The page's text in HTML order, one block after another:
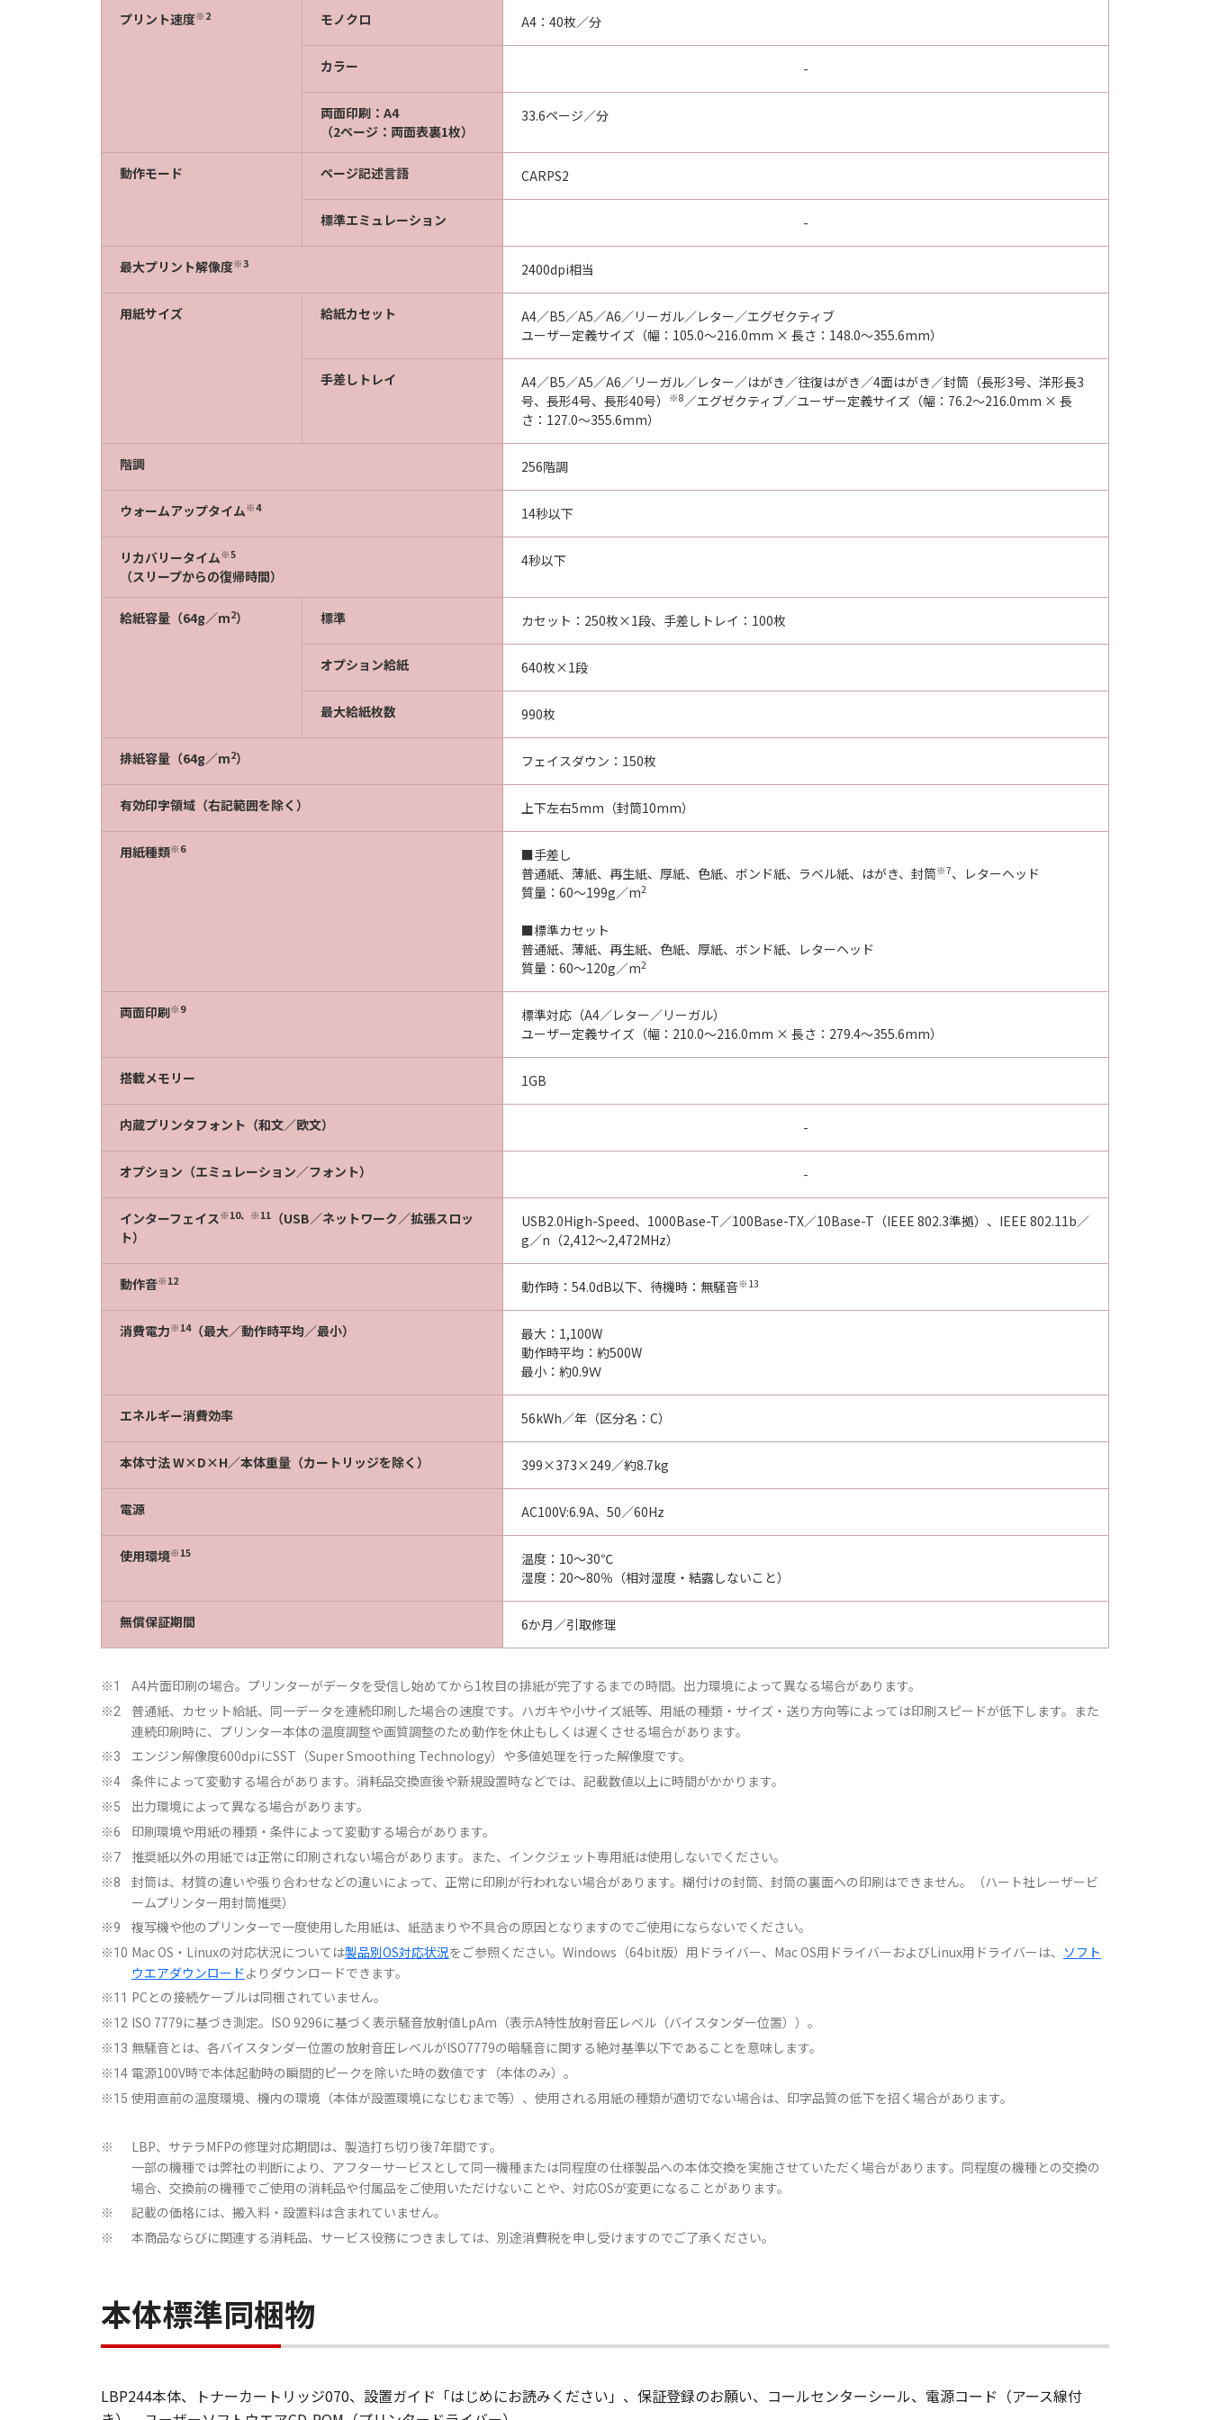
プリント速度※2 モノクロ A4：40枚／分
カラー -
両面印刷：A4
（2ページ：両面表裏1枚）
33.6ページ／分
動作モード ページ記述言語 CARPS2
標準エミュレーション -
最大プリント解像度※3 2400dpi相当
用紙サイズ 給紙カセット
A4／B5／A5／A6／リーガル／レター／エグゼクティブ
ユーザー定義サイズ（幅：105.0～216.0mm × 長さ：148.0～355.6mm）
手差しトレイ
A4／B5／A5／A6／リーガル／レター／はがき／往復はがき／4面はがき／封筒（長形3号、洋形長3
号、長形4号、長形40号）
※8／エグゼクティブ／ユーザー定義サイズ（幅：76.2～216.0mm × 長
さ：127.0～355.6mm）
階調 256階調
ウォームアップタイム※4 14秒以下
リカバリータイム※5
（スリープからの復帰時間）
4秒以下
給紙容量（64g／m2） 標準 カセット：250枚×1段、手差しトレイ：100枚
オプション給紙 640枚×1段
最大給紙枚数 990枚
排紙容量（64g／m2） フェイスダウン：150枚
有効印字領域（右記範囲を除く） 上下左右5mm（封筒10mm）
用紙種類※6
■手差し
普通紙、薄紙、再生紙、厚紙、色紙、ボンド紙、ラベル紙、はがき、封筒※7、レターヘッド
質量：60～199g／m2
■標準カセット
普通紙、薄紙、再生紙、色紙、厚紙、ボンド紙、レターヘッド
質量：60～120g／m2
両面印刷※9
標準対応（A4／レター／リーガル）
ユーザー定義サイズ（幅：210.0～216.0mm × 長さ：279.4～355.6mm）
搭載メモリー 1GB
内蔵プリンタフォント（和文／欧文） -
オプション（エミュレーション／フォント） -
インターフェイス※10、※11 （USB／ネットワーク／拡張スロッ
ト）
USB2.0High-Speed、1000Base-T／100Base-TX／10Base-T（IEEE 802.3準拠）、IEEE 802.11b／
g／n（2,412～2,472MHz）
動作音※12 動作時：54.0dB以下、待機時：無騒音※13
消費電力※14（最大／動作時平均／最小）
最大：1,100W
動作時平均：約500W
最小：約0.9Ｗ
エネルギー消費効率 56kWh／年（区分名：C）
本体寸法 W×D×H／本体重量（カートリッジを除く） 399×373×249／約8.7kg
電源 AC100V:6.9A、50／60Hz
使用環境※15
温度：10～30℃
湿度：20～80％（相対湿度・結露しないこと）
無償保証期間 6か月／引取修理
※1 A4片面印刷の場合。プリンターがデータを受信し始めてから1枚目の排紙が完了するまでの時間。出力環境によって異なる場合があります。
※2
普通紙、カセット給紙、同一データを連続印刷した場合の速度です。ハガキや小サイズ紙等、用紙の種類・サイズ・送り方向等によっては印刷スピードが低下します。また
連続印刷時に、プリンター本体の温度調整や画質調整のため動作を休止もしくは遅くさせる場合があります。
※3 エンジン解像度600dpiにSST（Super Smoothing Technology）や多値処理を行った解像度です。
※4 条件によって変動する場合があります。消耗品交換直後や新規設置時などでは、記載数値以上に時間がかかります。
※5 出力環境によって異なる場合があります。
※6 印刷環境や用紙の種類・条件によって変動する場合があります。
※7 推奨紙以外の用紙では正常に印刷されない場合があります。また、インクジェット専用紙は使用しないでください。
※8
封筒は、材質の違いや張り合わせなどの違いによって、正常に印刷が行われない場合があります。糊付けの封筒、封筒の裏面への印刷はできません。（ハート社レーザービ
ームプリンター用封筒推奨）
※9 複写機や他のプリンターで一度使用した用紙は、紙詰まりや不具合の原因となりますのでご使用にならないでください。
※10 Mac OS・Linuxの対応状況については製品別OS対応状況をご参照ください。Windows（64bit版）用ドライバー、Mac OS用ドライバーおよびLinux用ドライバーは、 ソフト
ウエアダウンロードよりダウンロードできます。
※11 PCとの接続ケーブルは同梱されていません。
※12 ISO 7779に基づき測定。ISO 9296に基づく表示騒音放射値LpAm（表示A特性放射音圧レベル（バイスタンダー位置））。
※13 無騒音とは、各バイスタンダー位置の放射音圧レベルがISO7779の暗騒音に関する絶対基準以下であることを意味します。
※14 電源100V時で本体起動時の瞬間的ピークを除いた時の数値です（本体のみ）。
※15 使用直前の温度環境、機内の環境（本体が設置環境になじむまで等）、使用される用紙の種類が適切でない場合は、印字品質の低下を招く場合があります。
※
LBP、サテラMFPの修理対応期間は、製造打ち切り後7年間です。
一部の機種では弊社の判断により、アフターサービスとして同一機種または同程度の仕様製品への本体交換を実施させていただく場合があります。同程度の機種との交換の
場合、交換前の機種でご使用の消耗品や付属品をご使用いただけないことや、対応OSが変更になることがあります。
※ 記載の価格には、搬入料・設置料は含まれていません。
※ 本商品ならびに関連する消耗品、サービス役務につきましては、別途消費税を申し受けますのでご了承ください。
本体標準同梱物
LBP244本体、トナーカートリッジ070、設置ガイド「はじめにお読みください」、保証登録のお願い、コールセンターシール、電源コード（アース線付